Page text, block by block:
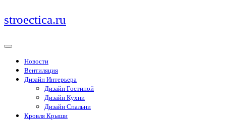
Перейти
к
stroectica.ru
Новости
Вентиляция
Дизайн Интерьера
Дизайн Гостиной
Дизайн Кухни
Дизайн Спальни
Кровля Крыши